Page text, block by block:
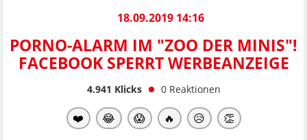
18.09.2019 14:16
PORNO-ALARM IM "ZOO DER MINIS"!
FACEBOOK SPERRT WERBEANZEIGE
4.941 Klicks 0 Reaktionen
❤️ 😂 😱 🔥 😥 👏